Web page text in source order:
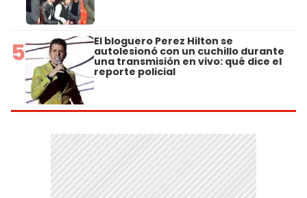
5 El bloguero Perez Hilton se
autolesionó con un cuchillo durante
una transmisión en vivo: qué dice el
reporte policial